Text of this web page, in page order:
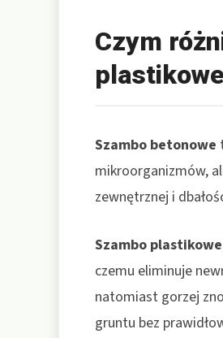
Czym
Szambo betonowe
mikroorganizmów,
zewnętrznej i
Szambo plastikowe
czemu eliminuje
natomiast gorzej
gruntu bez